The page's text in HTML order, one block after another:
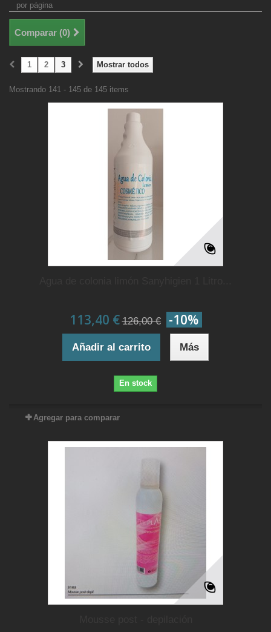
por página
Comparar (0)
Mostrar todos
1 2 3
Mostrando 141 - 145 de 145 items
113,40 € 126,00 € -10%
Añadir al carrito Más
En stock
Agregar para comparar